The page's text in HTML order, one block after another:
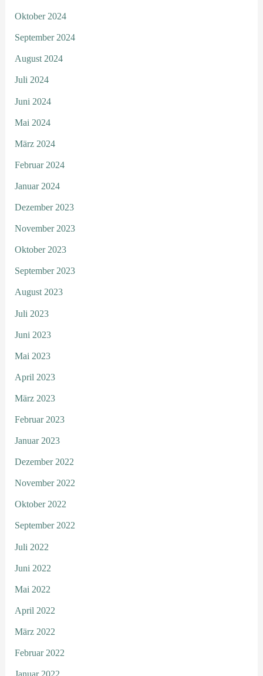
Oktober 2024
September 2024
August 2024
Juli 2024
Juni 2024
Mai 2024
März 2024
Februar 2024
Januar 2024
Dezember 2023
November 2023
Oktober 2023
September 2023
August 2023
Juli 2023
Juni 2023
Mai 2023
April 2023
März 2023
Februar 2023
Januar 2023
Dezember 2022
November 2022
Oktober 2022
September 2022
Juli 2022
Juni 2022
Mai 2022
April 2022
März 2022
Februar 2022